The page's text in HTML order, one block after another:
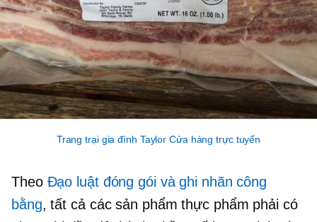
Trang trại gia đình Taylor Cửa hàng trực tuyến
Theo Đạo luật đóng gói và ghi nhãn công
bằng, tất cả các sản phẩm thực phẩm phải có